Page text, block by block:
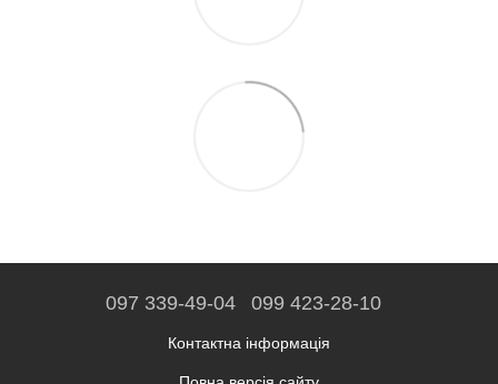
097 339-49-04 099 423-28-10
Контактна інформація